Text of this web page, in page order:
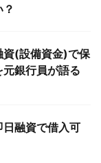
資(設備資金)で保
銀行員が語る
融資で借入可